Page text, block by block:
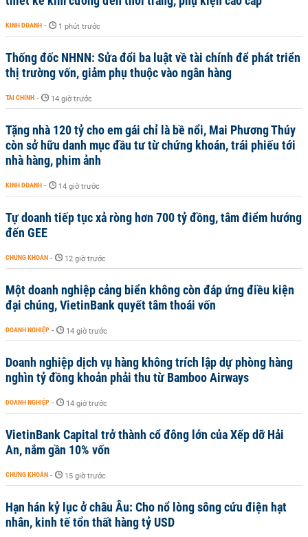
KINH DOANH - 1 phút trước
Thống đốc NHNN: Sửa đổi ba luật về tài chính để phát triển
thị trường vốn, giảm phụ thuộc vào ngân hàng
TÀI CHÍNH - 14 giờ trước
Tặng nhà 120 tỷ cho em gái chỉ là bề nổi, Mai Phương Thúy
còn sở hữu danh mục đầu tư từ chứng khoán, trái phiếu tới
nhà hàng, phim ảnh
KINH DOANH - 14 giờ trước
Tự doanh tiếp tục xả ròng hơn 700 tỷ đồng, tâm điểm hướng
đến GEE
CHỨNG KHOÁN - 12 giờ trước
Một doanh nghiệp cảng biển không còn đáp ứng điều kiện
đại chúng, VietinBank quyết tâm thoái vốn
DOANH NGHIỆP - 14 giờ trước
Doanh nghiệp dịch vụ hàng không trích lập dự phòng hàng
nghìn tỷ đồng khoản phải thu từ Bamboo Airways
DOANH NGHIỆP - 14 giờ trước
VietinBank Capital trở thành cổ đông lớn của Xếp dỡ Hải
An, nắm gần 10% vốn
CHỨNG KHOÁN - 15 giờ trước
Hạn hán kỷ lục ở châu Âu: Cho nổ lòng sông cứu điện hạt
nhân, kinh tế tổn thất hàng tỷ USD